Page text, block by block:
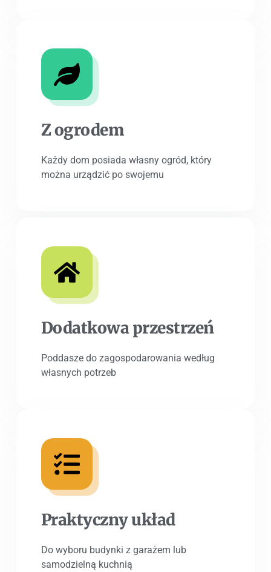
Z ogrodem
Każdy dom posiada własny ogród, który
można urządzić po swojemu
Dodatkowa przestrzeń
Poddasze do zagospodarowania według
własnych potrzeb
Praktyczny układ
Do wyboru budynki z garażem lub
samodzielną kuchnią